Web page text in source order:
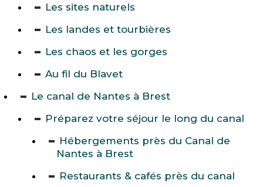
Les sites naturels
Les landes et tourbières
Les chaos et les gorges
Au fil du Blavet
Le canal de Nantes à Brest
Préparez votre séjour le long du canal
Hébergements près du Canal de
Nantes à Brest
Restaurants & cafés près du canal